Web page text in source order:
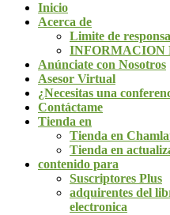
Inicio
Acerca de
Limite de
INFORMACION
Anúnciate con Nosotros
Asesor Virtual
¿Necesitas una
Contáctame
Tienda en
Tienda en
Tienda en
contenido para
Suscriptores Plus
adquirentes del
electronica